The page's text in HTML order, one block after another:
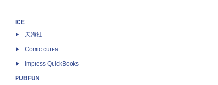
ICE
天海社
Comic curea
impress QuickBooks
PUBFUN